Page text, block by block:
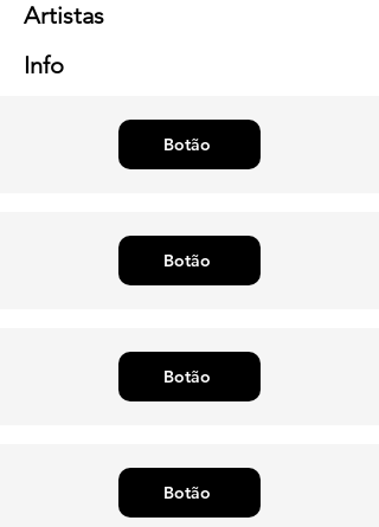
Artistas
Info
Botão
Botão
Botão
Botão